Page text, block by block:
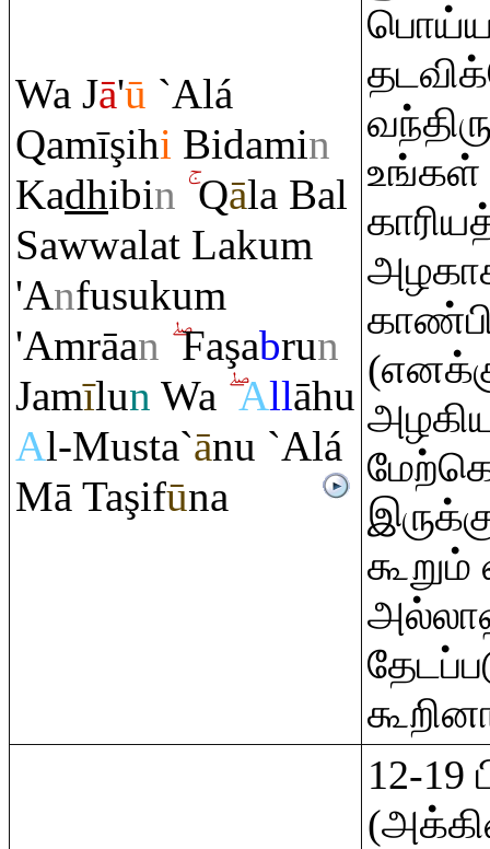
Wa Jā'ū `Alá
Qamīşihi Bidamin
Kadhibin Qāla Bal
Sawwalat Lakum
'Anfusukum
'Amrāan Faşabrun
Jamīlun Wa Allāhu
Al-Musta`ānu `Alá
Mā Taşifūna
உங்கள்
12-19